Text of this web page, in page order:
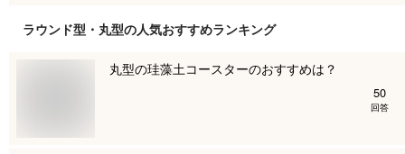
ラウンド型・丸型の人気おすすめランキング
丸型の珪藻土コースターのおすすめは？
50
回答